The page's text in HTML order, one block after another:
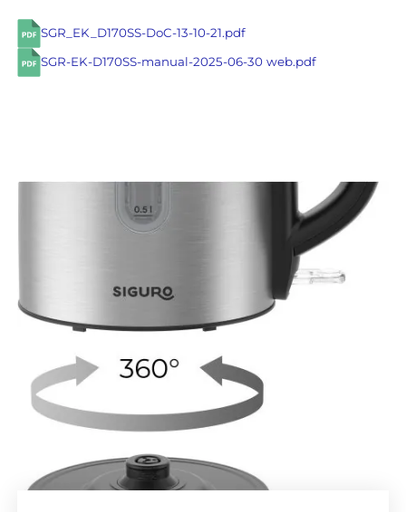
SGR_EK_D170SS-DoC-13-10-21.pdf
SGR-EK-D170SS-manual-2025-06-30 web.pdf